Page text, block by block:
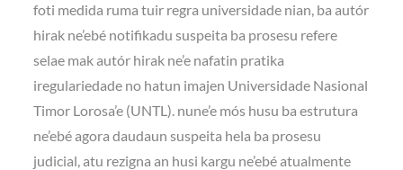
foti medida ruma tuir regra universidade nian, ba autór
hirak ne’ebé notifikadu suspeita ba prosesu refere
selae mak autór hirak ne’e nafatin pratika
iregulariedade no hatun imajen Universidade Nasional
Timor Lorosa’e (UNTL). nune’e mós husu ba estrutura
ne’ebé agora daudaun suspeita hela ba prosesu
judicial, atu rezigna an husi kargu ne’ebé atualmente